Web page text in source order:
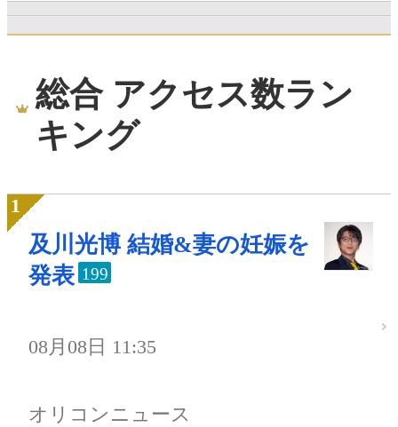
総合 アクセス数ラン
キング
及川光博 結婚&妻の妊娠を
発表 199
08月08日 11:35
オリコンニュース